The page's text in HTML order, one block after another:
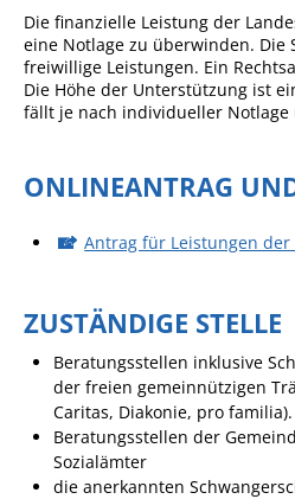
Bauhof
Die finanzielle Leistung der
eine Notlage zu überwinden.
freiwillige Leistungen. Ein
Die Höhe der Unterstützung ist
fällt je nach individueller Notlage
ONLINEANTRAG
Antrag für Leistungen
ZUSTÄNDIGE STELLE
Beratungsstellen inklusive
der freien gemeinnützigen
Caritas, Diakonie, pro familia).
Beratungsstellen der
Sozialämter
die anerkannten